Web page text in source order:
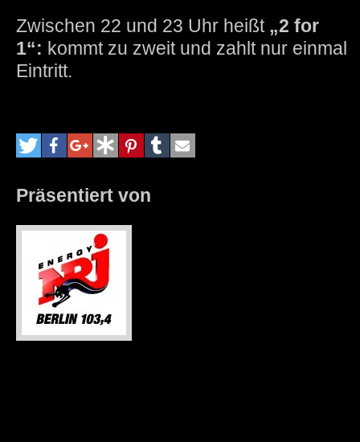
Zwischen 22 und 23 Uhr heißt „2 for
1“: kommt zu zweit und zahlt nur einmal
Eintritt.
Präsentiert von